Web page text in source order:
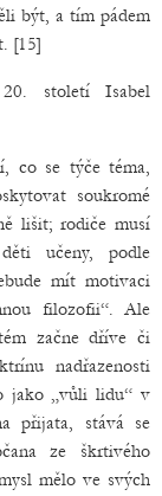
být, a tím pádem
[15]
20. století Isabel
co se týče téma,
soukromé
lišit; rodiče musí
učeny, podle
mít motivaci
filozofii“. Ale
začne dříve či
nadřazenosti
jako „vůli lidu“ v
přijata, stává se
ze škrtivého
mělo ve svých